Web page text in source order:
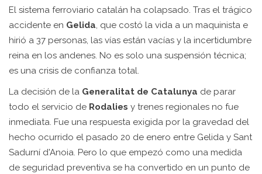
El sistema ferroviario catalán ha colapsado. Tras el trágico
accidente en Gelida, que costó la vida a un maquinista e
hirió a 37 personas, las vías están vacías y la incertidumbre
reina en los andenes. No es solo una suspensión técnica;
es una crisis de confianza total.
La decisión de la Generalitat de Catalunya de parar
todo el servicio de Rodalies y trenes regionales no fue
inmediata. Fue una respuesta exigida por la gravedad del
hecho ocurrido el pasado 20 de enero entre Gelida y Sant
Sadurní d'Anoia. Pero lo que empezó como una medida
de seguridad preventiva se ha convertido en un punto de